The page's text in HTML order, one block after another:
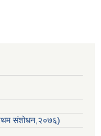
संशोधन,२०७६)